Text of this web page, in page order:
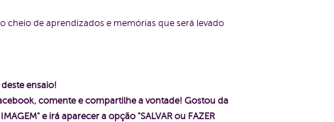
cheio de aprendizados e memórias que será levado
ensaio!
comente e compartilhe a vontade! Gostou da
e irá aparecer a opção "SALVAR ou FAZER